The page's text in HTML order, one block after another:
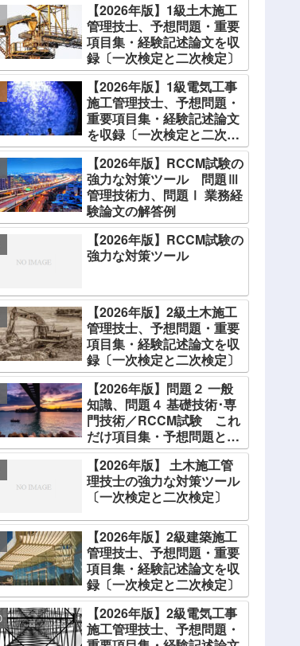
【2026年版】1級土木施工
管理技士、予想問題・重要
項目集・経験記述論文を収
録〔一次検定と二次検定〕
【2026年版】1級電気工事
施工管理技士、予想問題・
重要項目集・経験記述論文
を収録〔一次検定と二次検
定〕
【2026年版】RCCM試験の
強力な対策ツール 問題Ⅲ
管理技術力、問題Ⅰ 業務経
験論文の解答例
【2026年版】RCCM試験の
強力な対策ツール
【2026年版】2級土木施工
管理技士、予想問題・重要
項目集・経験記述論文を収
録〔一次検定と二次検定〕
【2026年版】問題２ 一般
知識、問題４ 基礎技術･専
門技術／RCCM試験 これ
だけ項目集・予想問題と解
説
【2026年版】 土木施工管
理技士の強力な対策ツール
〔一次検定と二次検定〕
【2026年版】2級建築施工
管理技士、予想問題・重要
項目集・経験記述論文を収
録〔一次検定と二次検定〕
【2026年版】2級電気工事
施工管理技士、予想問題・